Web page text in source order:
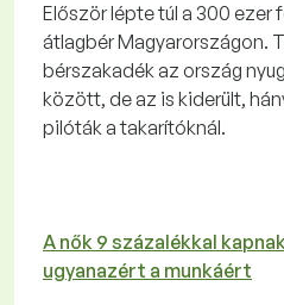
Először lépte túl a 300 ezer
átlagbér Magyarországon.
bérszakadék az ország
között, de az is kiderült,
pilóták a takarítóknál.
A nők 9 százalékkal
ugyanazért a munkáért